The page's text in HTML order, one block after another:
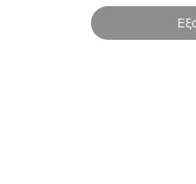
ενθουσιαστούν!
• Άμεση